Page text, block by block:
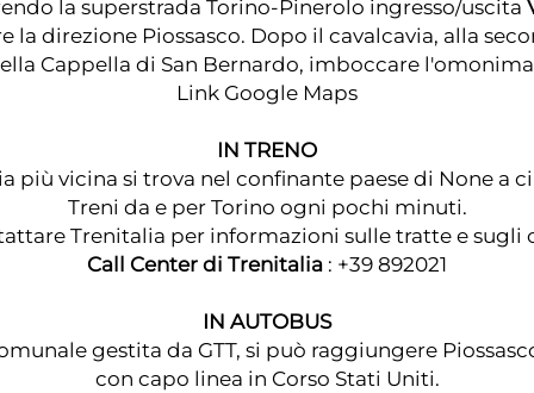
la superstrada Torino-Pinerolo ingresso/uscita
la direzione Piossasco. Dopo il cavalcavia, alla
Cappella di San Bernardo, imboccare l'omonima
Link Google Maps
IN TRENO
più vicina si trova nel confinante paese di None a
Treni da e per Torino ogni pochi minuti.
Trenitalia per informazioni sulle tratte e sugli
Call Center di Trenitalia : +39 892021
IN AUTOBUS
gestita da GTT, si può raggiungere
con capo linea in Corso Stati Uniti.